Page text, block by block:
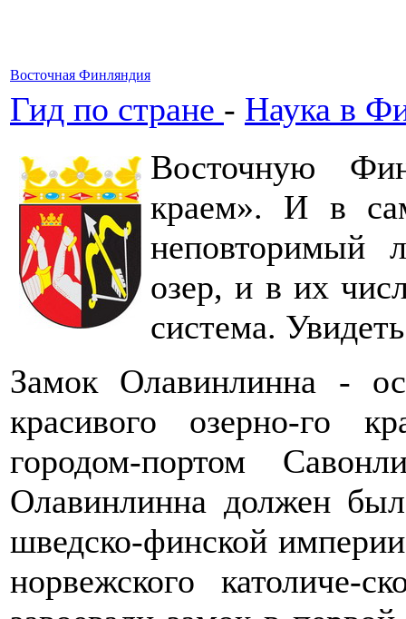
Восточная Финляндия
Гид по стране - Наука в
Восточную
краем». И в
неповторимый
озер, и в их
система.
Замок Олавинлинна -
красивого озерно-го
городом-портом
Олавинлинна должен
шведско-финской
норвежского католиче-